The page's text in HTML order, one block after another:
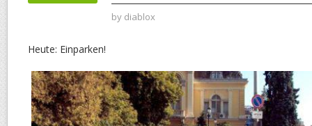
by diablox
Heute: Einparken!